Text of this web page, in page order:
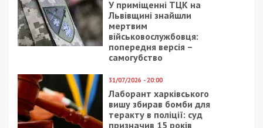
Дніпропетровщини: є поранені
ГОЛОВНЕ ЗА ДЕНЬ